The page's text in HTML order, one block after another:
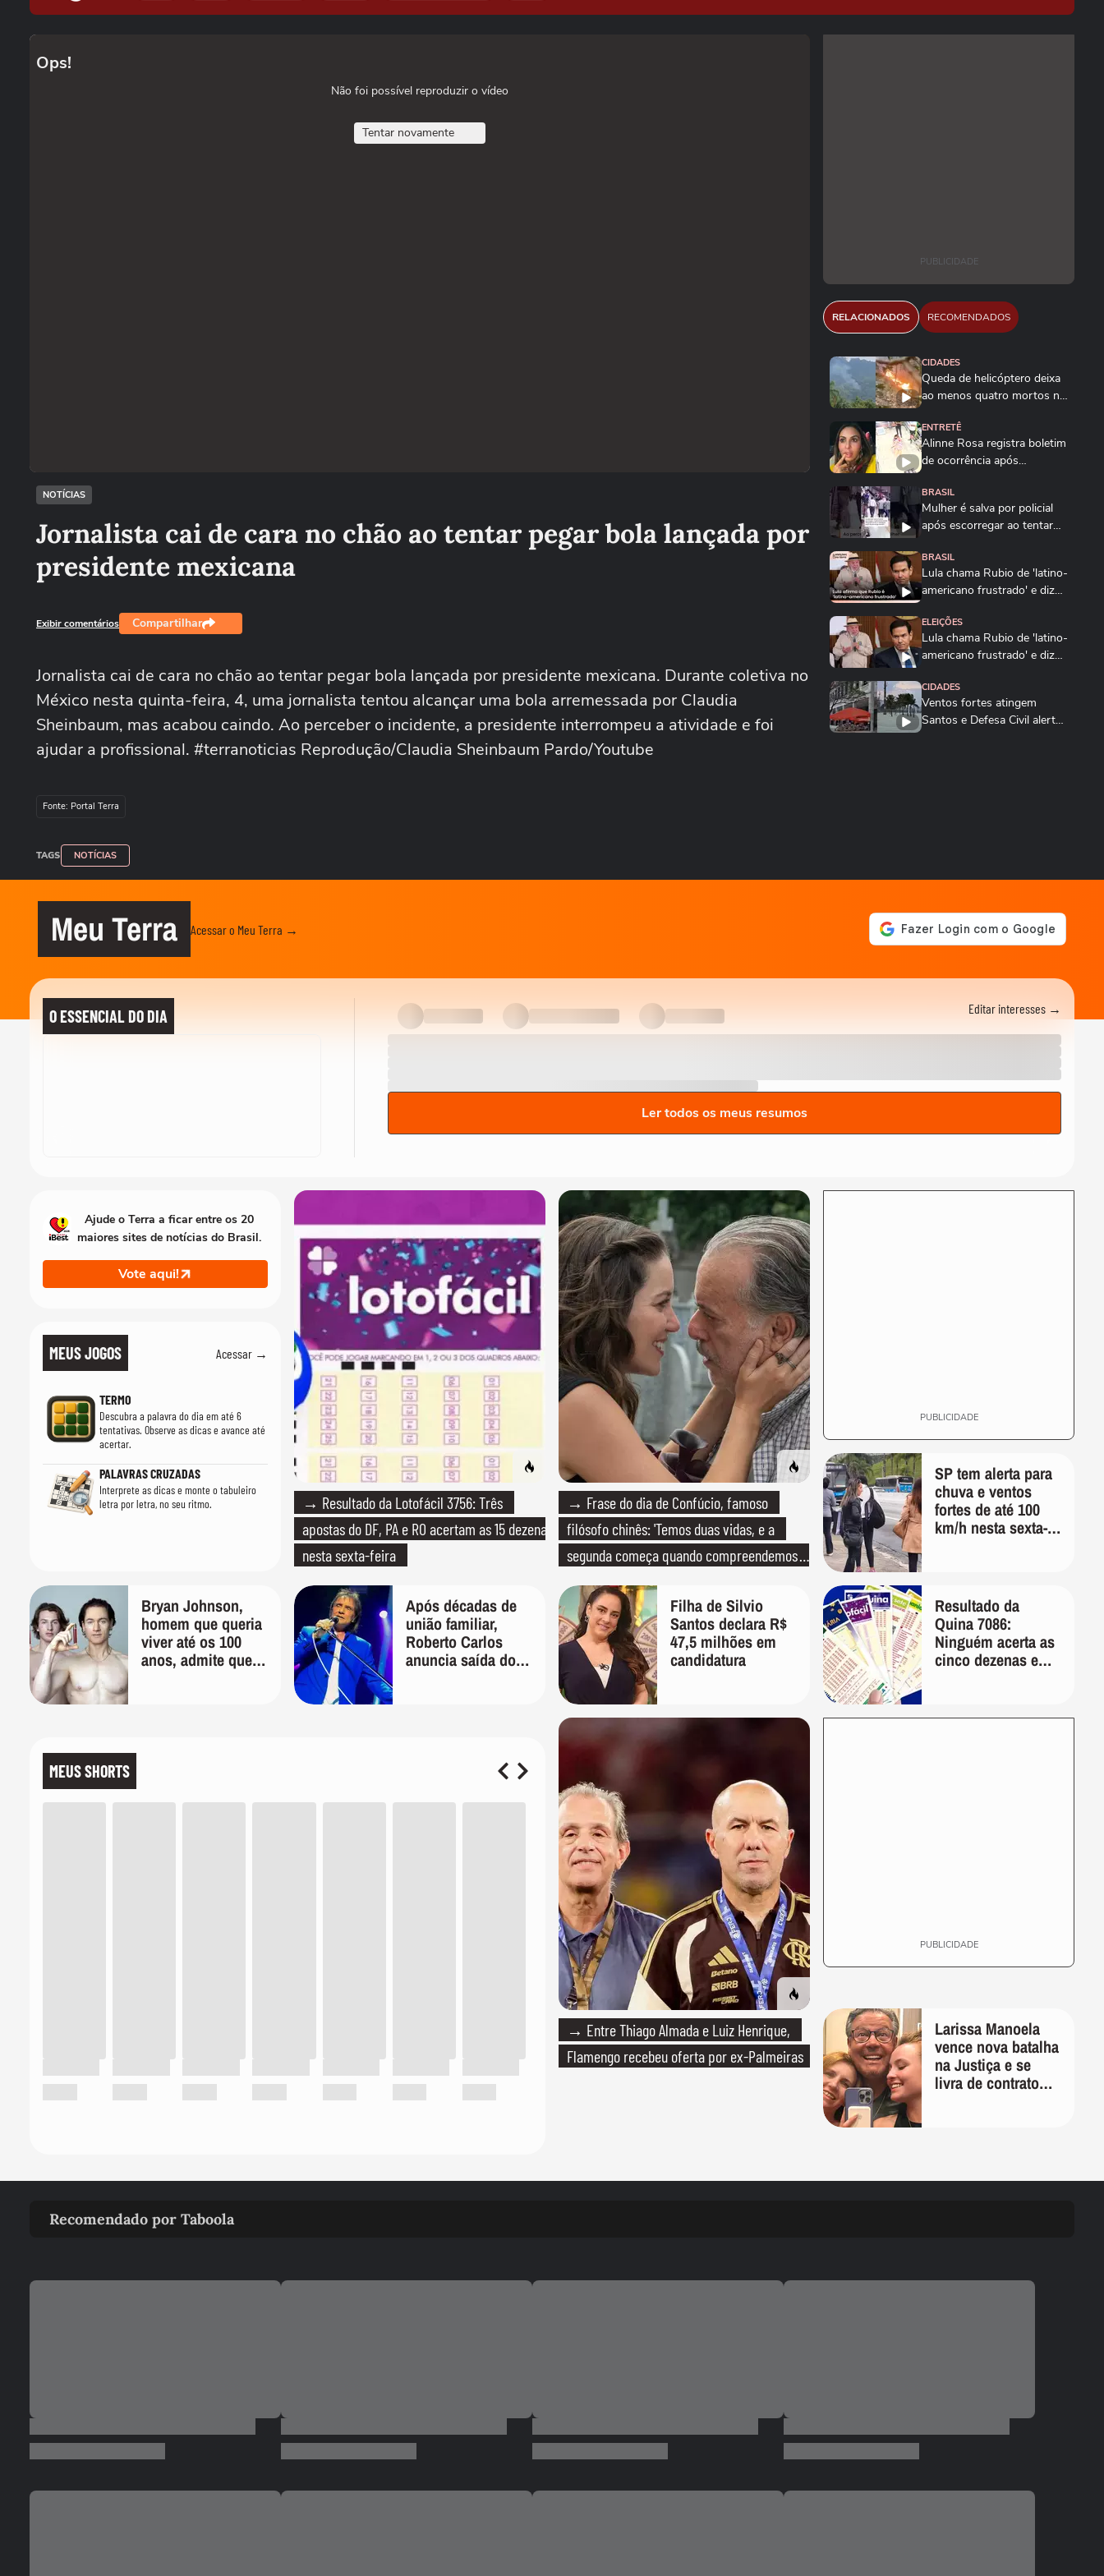
Ops!
Não foi possível reproduzir o vídeo
Tentar novamente
NOTÍCIAS
Jornalista cai de cara no chão ao tentar pegar bola lançada por
presidente mexicana
Exibir comentários Compartilhar
Jornalista cai de cara no chão ao tentar pegar bola lançada por presidente mexicana. Durante coletiva no
México nesta quinta-feira, 4, uma jornalista tentou alcançar uma bola arremessada por Claudia
Sheinbaum, mas acabou caindo. Ao perceber o incidente, a presidente interrompeu a atividade e foi
ajudar a profissional. #terranoticias Reprodução/Claudia Sheinbaum Pardo/Youtube
Fonte: Portal Terra
TAGS NOTÍCIAS
PUBLICIDADE
RELACIONADOS RECOMENDADOS
CIDADES
Queda de helicóptero deixa
ao menos quatro mortos no
ENTRETÊ
Alinne Rosa registra boletim
de ocorrência após
BRASIL
Mulher é salva por policial
após escorregar ao tentar
BRASIL
Lula chama Rubio de 'latino-
americano frustrado' e diz
ELEIÇÕES
Lula chama Rubio de 'latino-
americano frustrado' e diz
CIDADES
Ventos fortes atingem
Santos e Defesa Civil alerta
CIDADES
pecuarista no RS: ‘Cenário
de guerra’
MUNDO
após escorregar ao tentar
rasteira de dois homens em
Motorista de ônibus é
por policiais...
Meu Terra Acessar o Meu Terra →
O ESSENCIAL DO DIA Editar interesses →
Ler todos os meus resumos
MEUS JOGOS Acessar →
TERMO
Descubra a palavra do dia em até 6
tentativas. Observe as dicas e avance até
acertar.
PALAVRAS CRUZADAS
Interprete as dicas e monte o tabuleiro
letra por letra, no seu ritmo.
→ Resultado da Lotofácil 3756: Três
apostas do DF, PA e RO acertam as 15 dezenas
nesta sexta-feira
→ Frase do dia de Confúcio, famoso
filósofo chinês: 'Temos duas vidas, e a
segunda começa quando compreendemos
que só temos uma'
PUBLICIDADE
→ Entre Thiago Almada e Luiz Henrique,
Flamengo recebeu oferta por ex-Palmeiras
SP tem alerta para
chuva e ventos
fortes de até 100
km/h nesta sexta-
Bryan Johnson,
homem que queria
viver até os 100
anos, admite que
Após décadas de
união familiar,
Roberto Carlos
anuncia saída do
Filha de Silvio
Santos declara R$
47,5 milhões em
candidatura
Resultado da
Quina 7086:
Ninguém acerta as
cinco dezenas e
MEUS SHORTS
PUBLICIDADE
Ajude o Terra a ficar entre os 20
maiores sites de notícias do Brasil.
Vote aqui!
Larissa Manoela
vence nova batalha
na Justiça e se
livra de contrato
Recomendado por Taboola